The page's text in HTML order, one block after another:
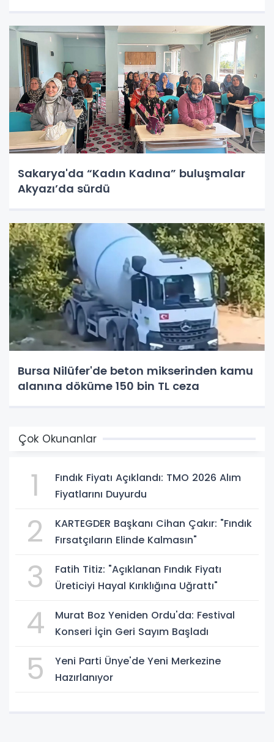
Sakarya'da “Kadın Kadına” buluşmalar
Akyazı’da sürdü
Bursa Nilüfer'de beton mikserinden kamu
alanına döküme 150 bin TL ceza
Çok Okunanlar
1
Fındık Fiyatı Açıklandı: TMO 2026 Alım
Fiyatlarını Duyurdu
2
KARTEGDER Başkanı Cihan Çakır: "Fındık
Fırsatçıların Elinde Kalmasın"
3
Fatih Titiz: "Açıklanan Fındık Fiyatı
Üreticiyi Hayal Kırıklığına Uğrattı"
4
Murat Boz Yeniden Ordu'da: Festival
Konseri İçin Geri Sayım Başladı
5
Yeni Parti Ünye'de Yeni Merkezine
Hazırlanıyor